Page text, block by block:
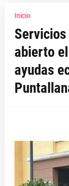
Inicio
abierto
ayudas